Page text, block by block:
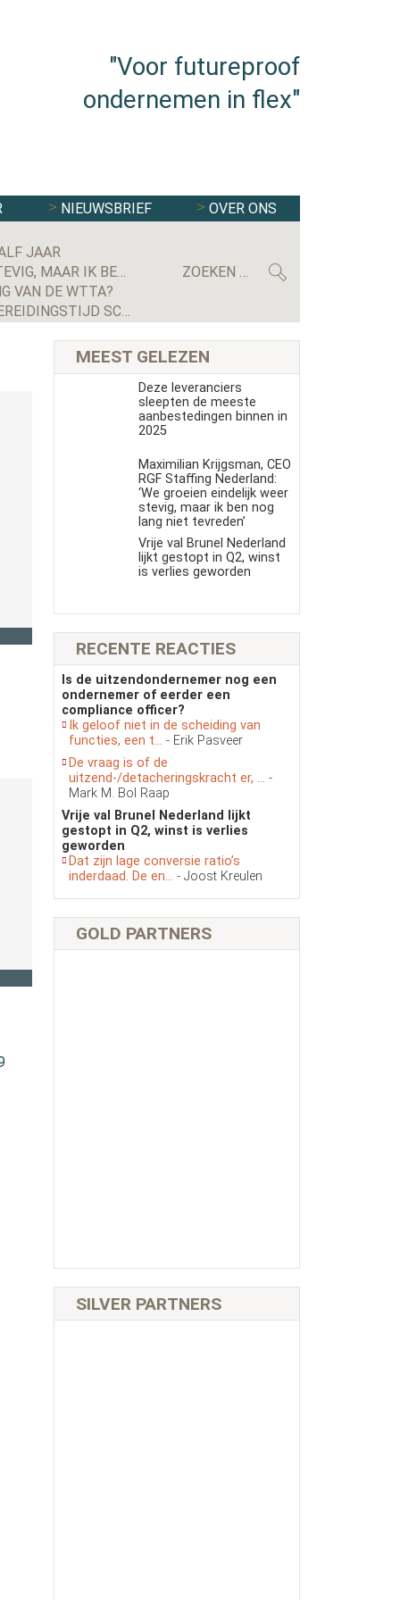
"Voor futureproof
ondernemen in flex"
NIEUWSBRIEF OVER ONS
JAAR
MAXIMILIAN KRIJGSMAN, CEO RGF STAFFING NEDERLAND: ‘WE GROEIEN EINDELIJK WEER STEVIG, MAAR IK BEN NOG LANG NIET TEVREDEN’
VAN DE WTTA?
GERECHTSHOF BEVESTIGT UITSPRAAK: UITZENDBUREAU MOET ALSNOG KWARTIER VOORBEREIDINGSTIJD SCHIPHOL-MEDEWERKER UITBETALEN
MEEST GELEZEN
Deze leveranciers
sleepten de meeste
aanbestedingen binnen in
2025
Maximilian Krijgsman, CEO
RGF Staffing Nederland:
‘We groeien eindelijk weer
stevig, maar ik ben nog
lang niet tevreden’
Vrije val Brunel Nederland
lijkt gestopt in Q2, winst
is verlies geworden
RECENTE REACTIES
Is de uitzendondernemer nog een
ondernemer of eerder een
compliance officer?
Ik geloof niet in de scheiding van
functies, een t... - Erik Pasveer
De vraag is of de
uitzend-/detacheringskracht er, ... -
Mark M. Bol Raap
Vrije val Brunel Nederland lijkt
gestopt in Q2, winst is verlies
geworden
Dat zijn lage conversie ratio’s
inderdaad. De en... - Joost Kreulen
GOLD PARTNERS
SILVER PARTNERS